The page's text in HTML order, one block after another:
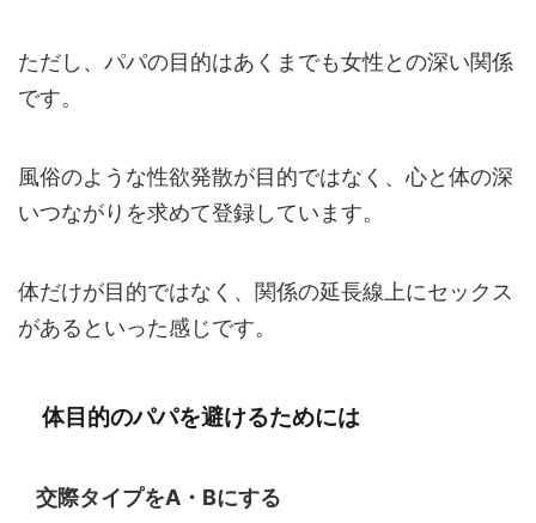
ただし、パパの目的はあくまでも女性との深い関係
です。
風俗のような性欲発散が目的ではなく、心と体の深
いつながりを求めて登録しています。
体だけが目的ではなく、関係の延長線上にセックス
があるといった感じです。
体目的のパパを避けるためには
交際タイプをA・Bにする